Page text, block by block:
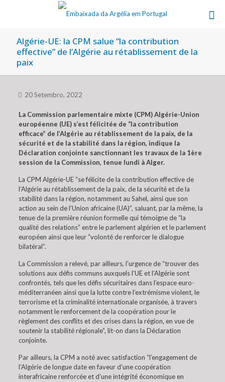
Algérie-UE: la CPM salue “la contribution
effective” de l’Algérie au rétablissement de la
paix
20 Setembro, 2022
La Commission parlementaire mixte (CPM) Algérie-Union
européenne (UE) s’est félicitée de “la contribution
efficace” de l’Algérie au rétablissement de la paix, de la
sécurité et de la stabilité dans la région, indique la
Déclaration conjointe sanctionnant les travaux de la 1ère
session de la Commission, tenue lundi à Alger.
La CPM Algérie-UE “se félicite de la contribution effective de
l’Algérie au rétablissement de la paix, de la sécurité et de la
stabilité dans la région, notamment au Sahel, ainsi que son
action au sein de l’Union africaine (UA)”, saluant, par la même, la
tenue de la première réunion formelle qui témoigne de “la
qualité des relations” entre le parlement algérien et le parlement
européen ainsi que leur “volonté de renforcer le dialogue
bilatéral”.
La Commission a relevé, par ailleurs, l’urgence de “trouver des
solutions aux défis communs auxquels l’UE et l’Algérie sont
confrontés, tels que les défis sécuritaires dans l’espace euro-
méditerranéen ainsi que la lutte contre l’extrémisme violent, le
terrorisme et la criminalité internationale organisée, à travers
notamment le renforcement de la coopération pour le
règlement des conflits et des crises dans la région, en vue de
soutenir la stabilité régionale”, lit-on dans la Déclaration
conjointe.
Par ailleurs, la CPM a noté avec satisfaction “l’engagement de
l’Algérie de longue date en faveur d’une coopération
interafricaine renforcée et d’une intégrité économique en